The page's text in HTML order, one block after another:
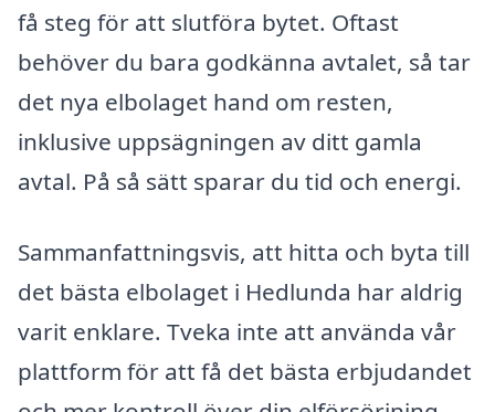
få steg för att slutföra bytet. Oftast
behöver du bara godkänna avtalet, så tar
det nya elbolaget hand om resten,
inklusive uppsägningen av ditt gamla
avtal. På så sätt sparar du tid och energi.
Sammanfattningsvis, att hitta och byta till
det bästa elbolaget i Hedlunda har aldrig
varit enklare. Tveka inte att använda vår
plattform för att få det bästa erbjudandet